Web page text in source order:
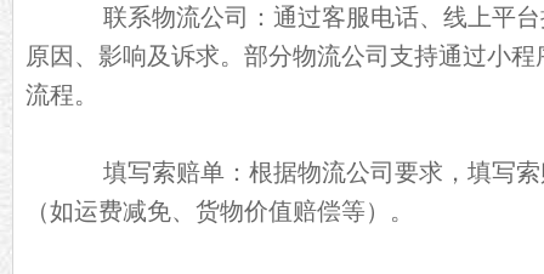
联系物流公司：通过客服电话、线上平台
原因、影响及诉求。部分物流公司支持通过小
流程。
填写索赔单：根据物流公司要求，填写索
（如运费减免、货物价值赔偿等）。